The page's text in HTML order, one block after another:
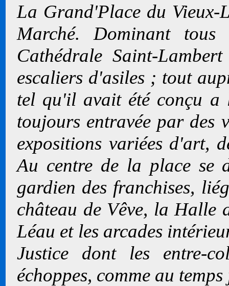
La Grand'Place du Vieux-
Marché. Dominant tous
Cathédrale Saint-
escaliers d'asiles ; tout
tel qu'il avait été conçu a
toujours entravée par des
expositions variées d'art,
Au centre de la place se
gardien des franchises,
château de Vêve, la Halle
Léau et les arcades
Justice dont les entre-
échoppes, comme au